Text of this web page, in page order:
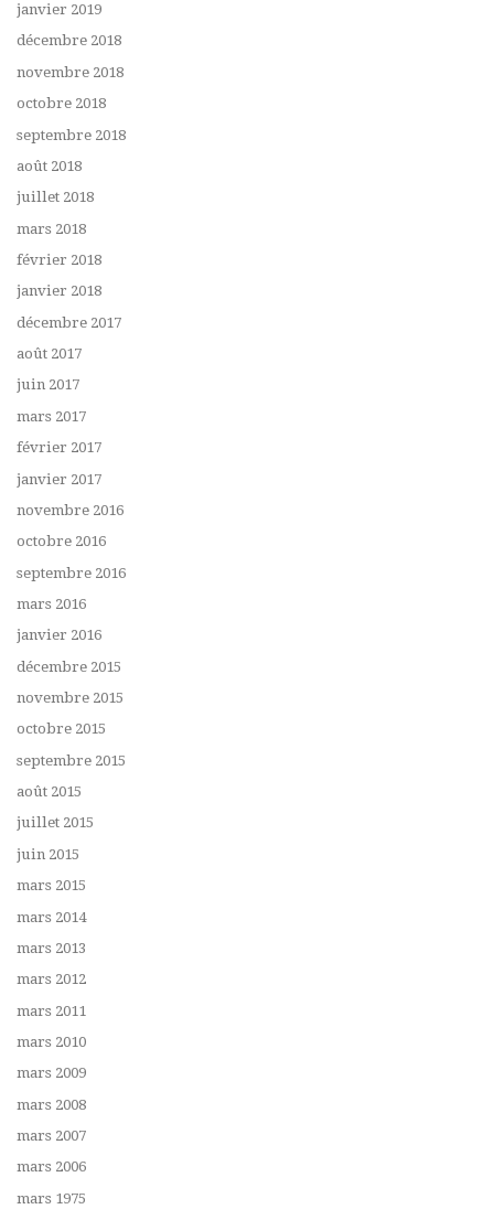
janvier 2019
décembre 2018
novembre 2018
octobre 2018
septembre 2018
août 2018
juillet 2018
mars 2018
février 2018
janvier 2018
décembre 2017
août 2017
juin 2017
mars 2017
février 2017
janvier 2017
novembre 2016
octobre 2016
septembre 2016
mars 2016
janvier 2016
décembre 2015
novembre 2015
octobre 2015
septembre 2015
août 2015
juillet 2015
juin 2015
mars 2015
mars 2014
mars 2013
mars 2012
mars 2011
mars 2010
mars 2009
mars 2008
mars 2007
mars 2006
mars 1975